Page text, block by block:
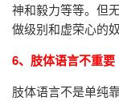
神和毅力等等。但
做级别和虚荣心的奴
6、肢体语言不重要
肢体语言不是单纯